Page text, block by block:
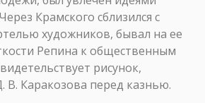
Крамского сблизился с
художников, бывал на ее
Репина к общественным
рисунок,
Каракозова перед казнью.